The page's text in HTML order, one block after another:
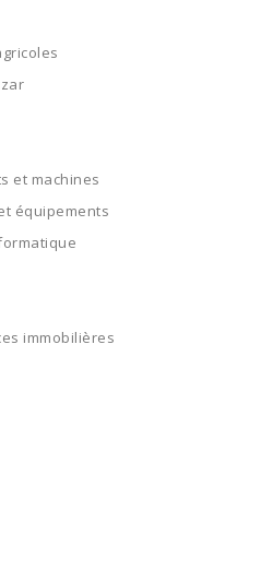
et machines
équipements
immobilières